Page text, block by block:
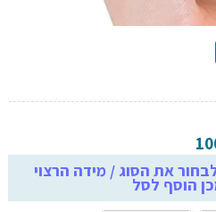
את הסוג / מידה הרצוי
הוסף לסל